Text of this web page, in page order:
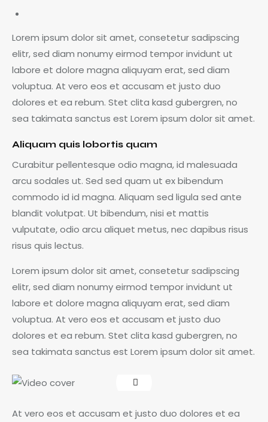
Lorem ipsum dolor sit amet, consetetur sadipscing
elitr, sed diam nonumy eirmod tempor invidunt ut
labore et dolore magna aliquyam erat, sed diam
voluptua. At vero eos et accusam et justo duo
dolores et ea rebum. Stet clita kasd gubergren, no
sea takimata sanctus est Lorem ipsum dolor sit amet.
Aliquam quis lobortis quam
Curabitur pellentesque odio magna, id malesuada
arcu sodales ut. Sed sed quam ut ex bibendum
commodo id id magna. Aliquam sed ligula sed ante
blandit volutpat. Ut bibendum, nisi et mattis
vulputate, odio arcu aliquet metus, nec dapibus risus
risus quis lectus.
Lorem ipsum dolor sit amet, consetetur sadipscing
elitr, sed diam nonumy eirmod tempor invidunt ut
labore et dolore magna aliquyam erat, sed diam
voluptua. At vero eos et accusam et justo duo
dolores et ea rebum. Stet clita kasd gubergren, no
sea takimata sanctus est Lorem ipsum dolor sit amet.
At vero eos et accusam et justo duo dolores et ea